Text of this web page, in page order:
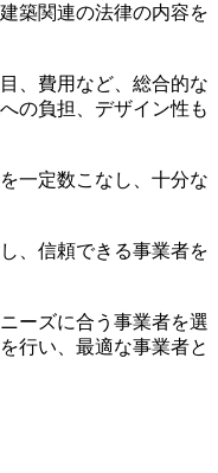
築関連の法律の内容を
、費用など、総合的な
の負担、デザイン性も
一定数こなし、十分な
、信頼できる事業者を
ーズに合う事業者を選
行い、最適な事業者と